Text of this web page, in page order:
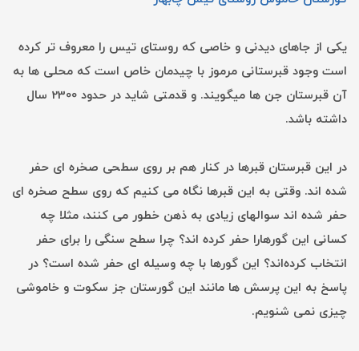
یکی از جاهای دیدنی و خاصی که روستای تیس را معروف تر کرده
است وجود قبرستانی مرموز با چیدمان خاص است که محلی ها به
آن قبرستان جن ها میگویند. و قدمتی شاید در حدود 2300 سال
داشته باشد.
در این قبرستان قبرها در كنار هم بر روی سطحی صخره ای حفر
شده اند. وقتی به این قبرها نگاه می کنیم که روی سطح صخره ای
حفر شده اند سوالهای زیادی به ذهن خطور می کنند، مثلا چه
كسانی این گورهارا حفر كرده اند؟ چرا سطح سنگی را برای حفر
انتخاب كرده‌اند؟ این گورها با چه وسیله ای حفر شده است؟ در
پاسخ به این پرسش ها مانند این گورستان جز سكوت و خاموشی
چیزی نمی شنویم.